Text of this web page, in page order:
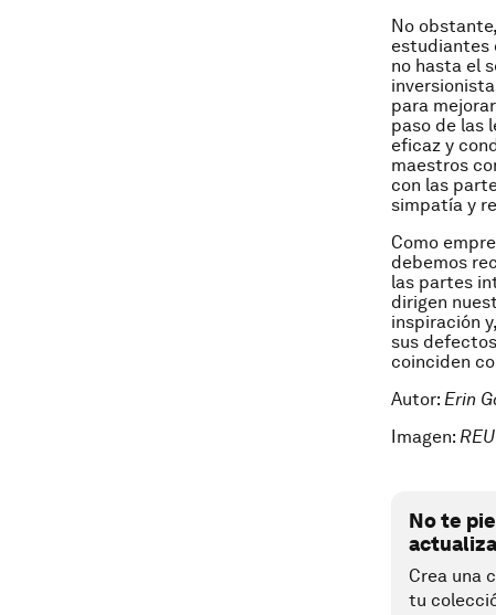
No
estudiantes
no hasta el
para
paso de las
eficaz y
maestros
con las
simpatía y
Como
debemos
las partes
dirigen
inspiración
sus
coinciden
Autor: Erin
Imagen:
No te
Crea una
tu